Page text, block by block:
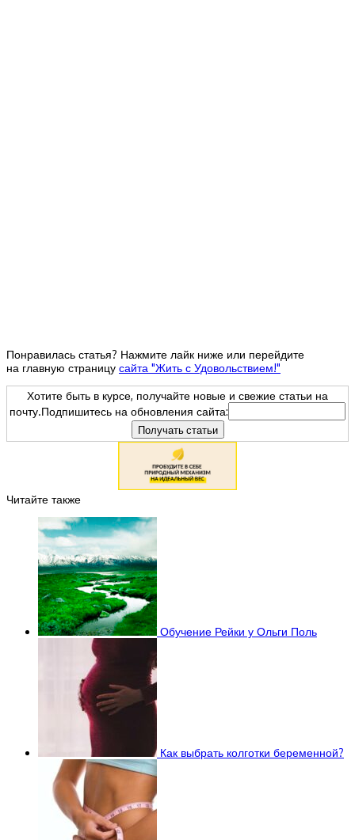
Понравилась статья? Нажмите лайк ниже или перейдите
на главную страницу сайта "Жить с Удовольствием!"
Хотите быть в курсе, получайте новые и свежие статьи на
почту.Подпишитесь на обновления сайта:
Читайте также
Обучение Рейки у Ольги Поль
Как выбрать колготки беременной?